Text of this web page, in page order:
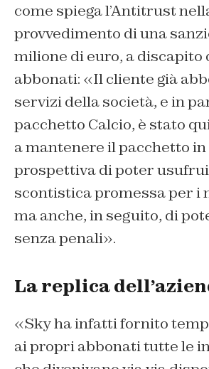
come spiega l’Antitrust
provvedimento di una
milione di euro, a discapito
abbonati: «Il cliente già
servizi della società, e in
pacchetto Calcio, è stato
a mantenere il pacchetto
prospettiva di poter
scontistica promessa per i
ma anche, in seguito, di
senza penali».
La replica
«Sky ha infatti fornito
ai propri abbonati tutte le